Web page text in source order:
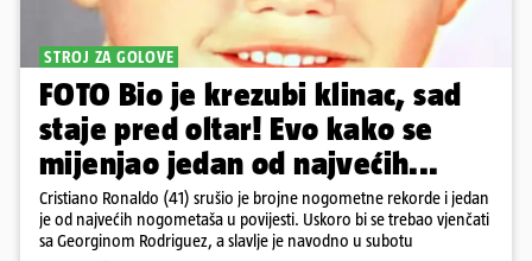
STROJ ZA GOLOVE
FOTO Bio je krezubi klinac, sad
staje pred oltar! Evo kako se
mijenjao jedan od najvećih...
Cristiano Ronaldo (41) srušio je brojne nogometne rekorde i jedan
je od najvećih nogometaša u povijesti. Uskoro bi se trebao vjenčati
sa Georginom Rodriguez, a slavlje je navodno u subotu